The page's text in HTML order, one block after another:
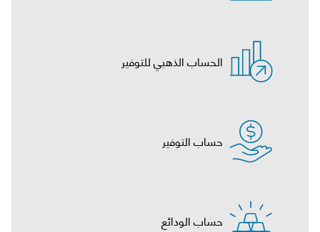
الحساب الذهبي للتوفير
حساب التوفير
حساب الودائع